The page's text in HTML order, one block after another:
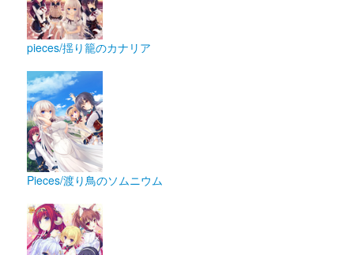
pieces/揺り籠のカナリア
Pieces/渡り鳥のソムニウム